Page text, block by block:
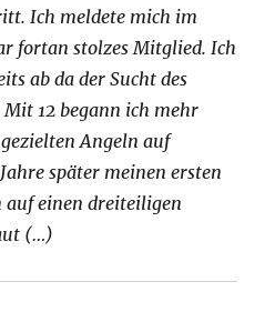
Ich meldete mich im
fortan stolzes Mitglied. Ich
ab da der Sucht des
12 begann ich mehr
Angeln auf
später meinen ersten
einen dreiteiligen
(…)